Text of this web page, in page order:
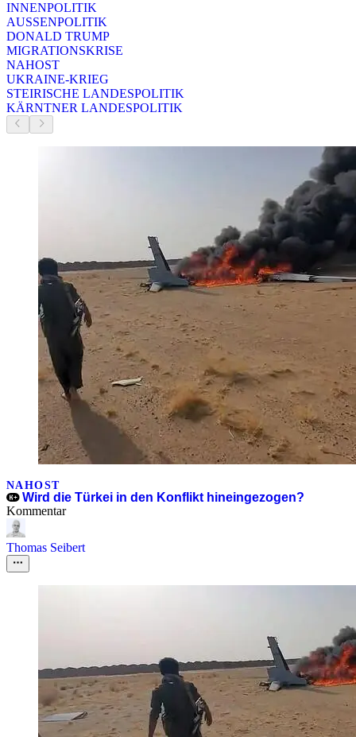
INNENPOLITIK
AUSSENPOLITIK
DONALD TRUMP
MIGRATIONSKRISE
NAHOST
UKRAINE-KRIEG
STEIRISCHE LANDESPOLITIK
KÄRNTNER LANDESPOLITIK
NAHOST
Wird die Türkei in den Konflikt hineingezogen?
Kommentar
Thomas Seibert